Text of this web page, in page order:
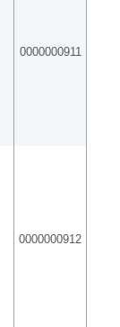
0000000911
0000000912